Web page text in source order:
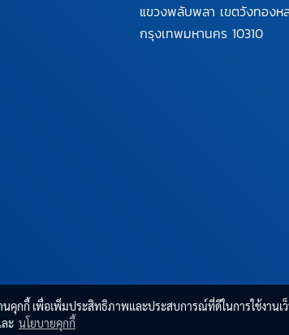
แขวงพลับพลา เขตวังทองห
กรุงเทพมหานคร 10310
นคุกกี้ เพื่อเพิ่มประสิทธิภาพและประสบการณ์ที่ดีในการใช้งาน
ะ นโยบายคุกกี้